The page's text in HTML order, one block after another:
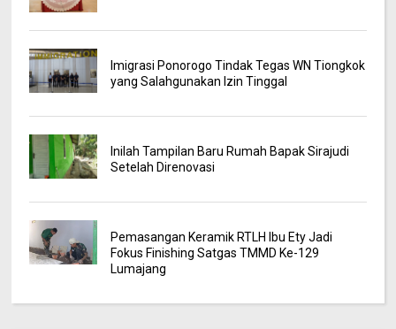
Imigrasi Ponorogo Tindak Tegas WN Tiongkok
yang Salahgunakan Izin Tinggal
Inilah Tampilan Baru Rumah Bapak Sirajudi
Setelah Direnovasi
Pemasangan Keramik RTLH Ibu Ety Jadi
Fokus Finishing Satgas TMMD Ke-129
Lumajang